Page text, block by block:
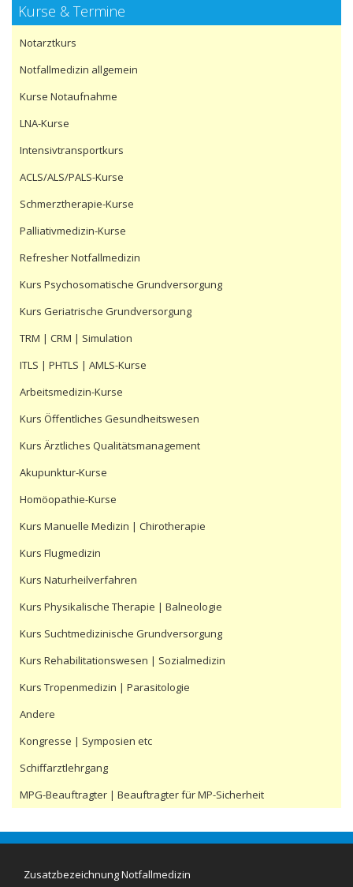
Kurse & Termine
Notarztkurs
Notfallmedizin allgemein
Kurse Notaufnahme
LNA-Kurse
Intensivtransportkurs
ACLS/ALS/PALS-Kurse
Schmerztherapie-Kurse
Palliativmedizin-Kurse
Refresher Notfallmedizin
Kurs Psychosomatische Grundversorgung
Kurs Geriatrische Grundversorgung
TRM | CRM | Simulation
ITLS | PHTLS | AMLS-Kurse
Arbeitsmedizin-Kurse
Kurs Öffentliches Gesundheitswesen
Kurs Ärztliches Qualitätsmanagement
Akupunktur-Kurse
Homöopathie-Kurse
Kurs Manuelle Medizin | Chirotherapie
Kurs Flugmedizin
Kurs Naturheilverfahren
Kurs Physikalische Therapie | Balneologie
Kurs Suchtmedizinische Grundversorgung
Kurs Rehabilitationswesen | Sozialmedizin
Kurs Tropenmedizin | Parasitologie
Andere
Kongresse | Symposien etc
Schiffarztlehrgang
MPG-Beauftragter | Beauftragter für MP-Sicherheit
Zusatzbezeichnung Notfallmedizin